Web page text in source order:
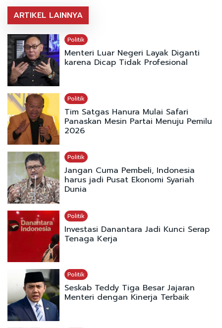
ARTIKEL LAINNYA
Politik
Menteri Luar Negeri Layak Diganti
karena Dicap Tidak Profesional
Politik
Tim Satgas Hanura Mulai Safari
Panaskan Mesin Partai Menuju Pemilu
2026
Politik
Jangan Cuma Pembeli, Indonesia
harus jadi Pusat Ekonomi Syariah
Dunia
Politik
Investasi Danantara Jadi Kunci Serap
Tenaga Kerja
Politik
Seskab Teddy Tiga Besar Jajaran
Menteri dengan Kinerja Terbaik